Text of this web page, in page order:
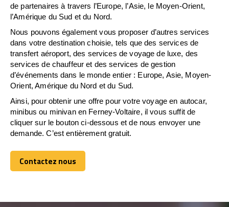
de partenaires à travers l’Europe, l’Asie, le Moyen-Orient,
l’Amérique du Sud et du Nord.
Nous pouvons également vous proposer d’autres services
dans votre destination choisie, tels que des services de
transfert aéroport, des services de voyage de luxe, des
services de chauffeur et des services de gestion
d’événements dans le monde entier : Europe, Asie, Moyen-
Orient, Amérique du Nord et du Sud.
Ainsi, pour obtenir une offre pour votre voyage en autocar,
minibus ou minivan en Ferney-Voltaire, il vous suffit de
cliquer sur le bouton ci-dessous et de nous envoyer une
demande. C’est entièrement gratuit.
Contactez nous
Contactez nous